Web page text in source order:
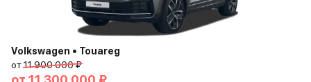
Volkswagen • Touareg
от11 900 000 ₽